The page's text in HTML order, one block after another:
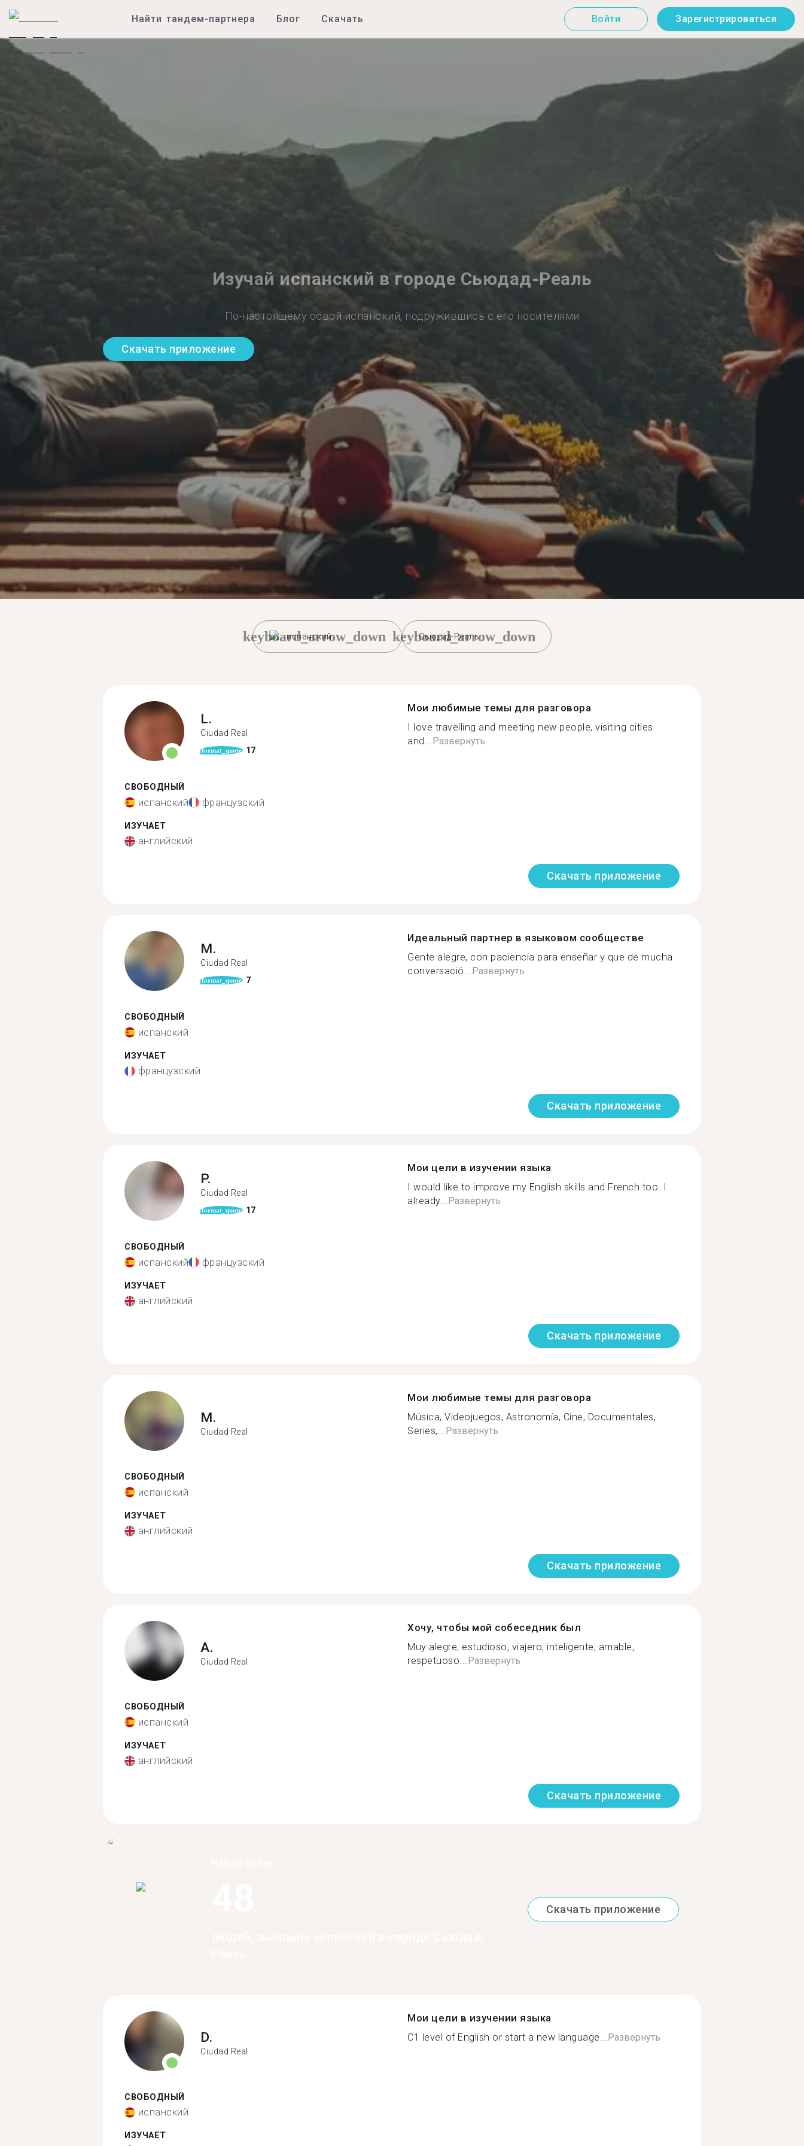
Найти тандем-партнера Блог Скачать Войти Зарегистрироваться
Изучай испанский в городе Сьюдад-Реаль
По-настоящему освой испанский, подружившись с его носителями
Скачать приложение
испанский
keyboard_arrow_down Сьюдад-Реаль
keyboard_arrow_down
L.
Ciudad Real
format_quote 17
СВОБОДНЫЙ
испанский французский
ИЗУЧАЕТ
английский
Мои любимые темы для разговора
I love travelling and meeting new people, visiting cities
and...Развернуть
Скачать приложение
M.
Ciudad Real
format_quote 7
СВОБОДНЫЙ
испанский
ИЗУЧАЕТ
французский
Идеальный партнер в языковом сообществе
Gente alegre, con paciencia para enseñar y que de mucha
conversació...Развернуть
Скачать приложение
P.
Ciudad Real
format_quote 17
СВОБОДНЫЙ
испанский французский
ИЗУЧАЕТ
английский
Мои цели в изучении языка
I would like to improve my English skills and French too. I
already...Развернуть
Скачать приложение
M.
Ciudad Real
СВОБОДНЫЙ
испанский
ИЗУЧАЕТ
английский
Мои любимые темы для разговора
Música, Videojuegos, Astronomía, Cine, Documentales,
Series,...Развернуть
Скачать приложение
A.
Ciudad Real
СВОБОДНЫЙ
испанский
ИЗУЧАЕТ
английский
Хочу, чтобы мой собеседник был
Muy alegre, estudioso, viajero, inteligente, amable,
respetuoso...Развернуть
Скачать приложение
Скачать приложение
D.
Ciudad Real
СВОБОДНЫЙ
испанский
ИЗУЧАЕТ
Мои цели в изучении языка
C1 level of English or start a new language... Развернуть